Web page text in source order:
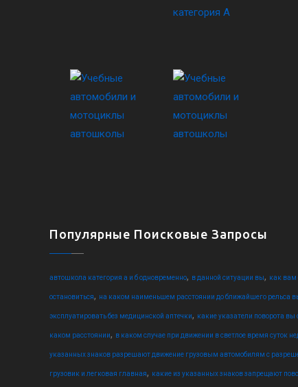
Популярные Поисковые Запросы
автошкола категория а и б одновременно, в данной ситуации вы, как вам
остановиться, на каком наименьшем расстоянии до ближайшего рельса
эксплуатировать без медицинской аптечки, какие указатели поворота
каком расстоянии, в каком случае при движении в светлое время суток
указанных знаков разрешают движение грузовым автомобилям с
грузовик и легковая главная, какие из указанных знаков запрещают